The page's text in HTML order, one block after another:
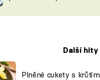
Další hity
Plněné cukety s krůtím